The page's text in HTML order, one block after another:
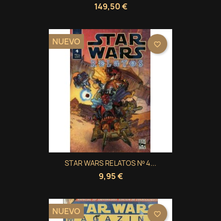
149,50 €
STAR WARS RELATOS Nº 4...
9,95 €
NUEVO favorite_border
NUEVO favorite_border